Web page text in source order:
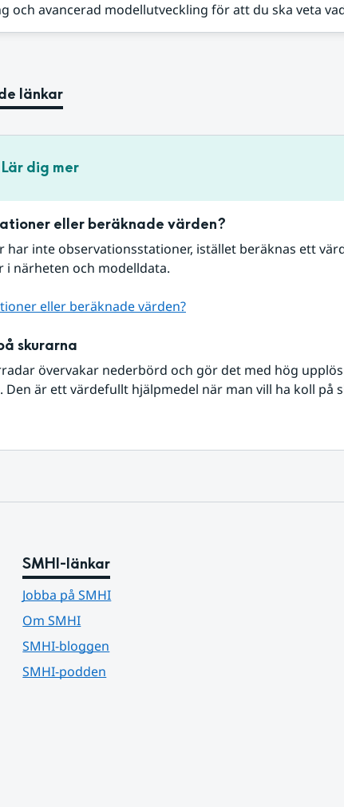
och avancerad modellutveckling för att du ska veta
länkar
Lär dig mer
eller beräknade värden?
har inte observationsstationer, istället beräknas ett
i närheten och modelldata.
eller beräknade värden?
skurarna
övervakar nederbörd och gör det med hög
Den är ett värdefullt hjälpmedel när man vill ha koll på
SMHI-länkar
Jobba på SMHI
Om SMHI
SMHI-bloggen
SMHI-podden